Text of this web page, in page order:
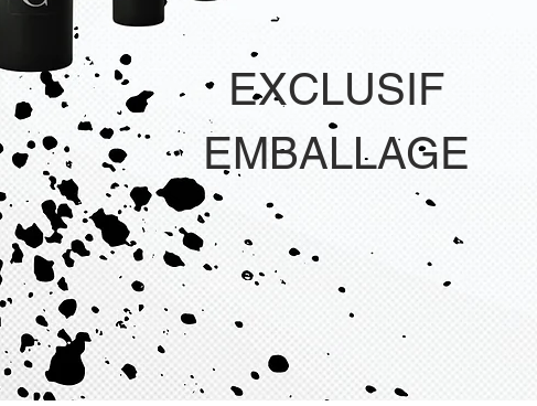
EXCLUSIF
EMBALLAGE